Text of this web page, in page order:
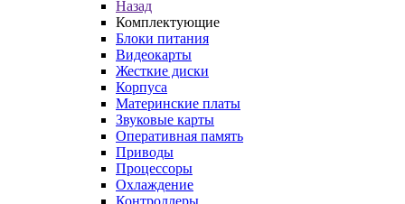
Назад
Комплектующие
Блоки питания
Видеокарты
Жесткие диски
Корпуса
Материнские платы
Звуковые карты
Оперативная память
Приводы
Процессоры
Охлаждение
Контроллеры